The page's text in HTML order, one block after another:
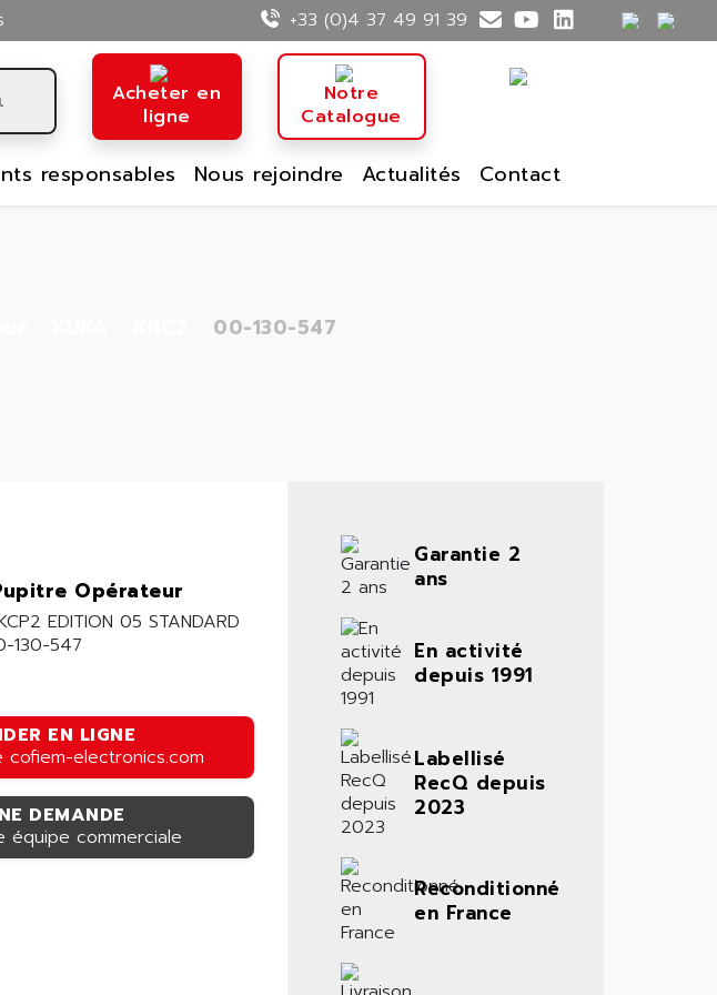
+33 (0)4 37 49 91 39
Acheter en
ligne
Notre
Catalogue
responsables Nous rejoindre Actualités Contact
00-130-547
Opérateur
EDITION 05 STANDARD
130-547
EN LIGNE
electronics.com
DEMANDE
équipe commerciale
Garantie 2
ans
En activité
depuis 1991
Labellisé
RecQ depuis
2023
Reconditionné
en France